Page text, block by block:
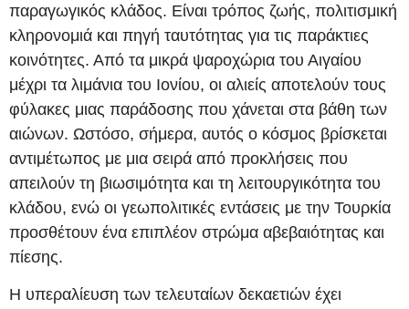
παραγωγικός κλάδος. Είναι τρόπος ζωής, πολιτισμική
κληρονομιά και πηγή ταυτότητας για τις παράκτιες
κοινότητες. Από τα μικρά ψαροχώρια του Αιγαίου
μέχρι τα λιμάνια του Ιονίου, οι αλιείς αποτελούν τους
φύλακες μιας παράδοσης που χάνεται στα βάθη των
αιώνων. Ωστόσο, σήμερα, αυτός ο κόσμος βρίσκεται
αντιμέτωπος με μια σειρά από προκλήσεις που
απειλούν τη βιωσιμότητα και τη λειτουργικότητα του
κλάδου, ενώ οι γεωπολιτικές εντάσεις με την Τουρκία
προσθέτουν ένα επιπλέον στρώμα αβεβαιότητας και
πίεσης.
Η υπεραλίευση των τελευταίων δεκαετιών έχει